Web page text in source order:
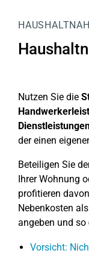
Nutzen Sie die
der einen
Beteiligen Sie
Ihrer Wohnung
profitieren
Nebenkosten
angeben und so
Vorsicht: